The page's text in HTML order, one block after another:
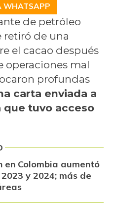
WHATSAPP
de petróleo
retiró de una
el cacao después
operaciones mal
profundas
carta enviada a
que tuvo acceso
en Colombia aumentó
y 2024; más de